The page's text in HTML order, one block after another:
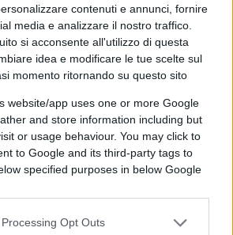
contenuti e annunci, fornire
media e analizzare il nostro traffico.
si acconsente all'utilizzo di questa
idea e modificare le tue scelte sul
momento ritornando su questo sito
website/app uses one or more Google
and store information including but
or usage behaviour. You may click to
to Google and its third-party tags to
specified purposes in below Google
Opt Outs
Europa e Canada durante
evitando di maltrattare il
Trudeau. In una trattativa un po’
e Ottawa sarebbero andati a
che poteva negoziare da
e, come scritto sopra, con
questo anche per preservare
che è un valore
sfumature politiche e pure ai
o premier di turno. L’unità del
talvolta ignorata dalla